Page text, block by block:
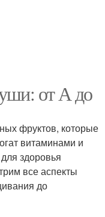
от А до
фруктов, которые
витаминами и
здоровья
все аспекты
до